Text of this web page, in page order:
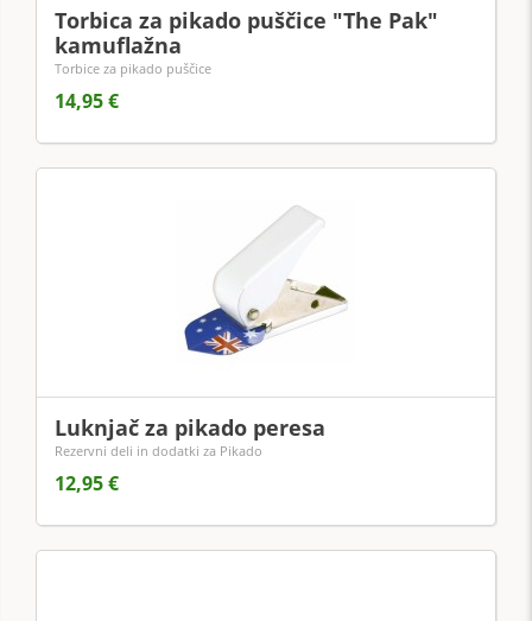
Torbica za pikado puščice "The Pak"
kamuflažna
Torbice za pikado puščice
14,95 €
Luknjač za pikado peresa
Rezervni deli in dodatki za Pikado
12,95 €